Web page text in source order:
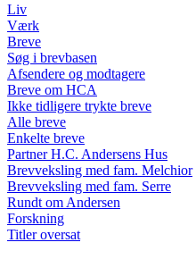
Liv
Værk
Breve
Søg i brevbasen
Afsendere og modtagere
Breve om HCA
Ikke tidligere trykte breve
Alle breve
Enkelte breve
Partner H.C. Andersens Hus
Brevveksling med fam. Melchior
Brevveksling med fam. Serre
Rundt om Andersen
Forskning
Titler oversat